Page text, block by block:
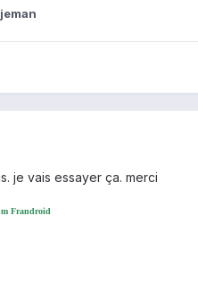
je vais essayer ça. merci
Frandroid